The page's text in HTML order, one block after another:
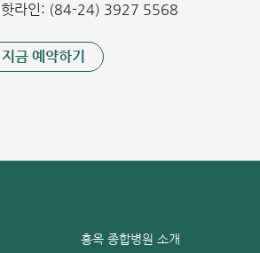
핫라인: (84-24) 3927 5568
지금 예약하기
홍옥 종합병원 소개